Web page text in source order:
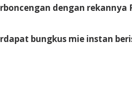
dengan rekannya
bungkus mie instan